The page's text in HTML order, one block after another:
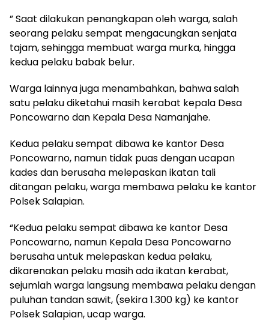
” Saat dilakukan penangkapan oleh warga, salah
seorang pelaku sempat mengacungkan senjata
tajam, sehingga membuat warga murka, hingga
kedua pelaku babak belur.
Warga lainnya juga menambahkan, bahwa salah
satu pelaku diketahui masih kerabat kepala Desa
Poncowarno dan Kepala Desa Namanjahe.
Kedua pelaku sempat dibawa ke kantor Desa
Poncowarno, namun tidak puas dengan ucapan
kades dan berusaha melepaskan ikatan tali
ditangan pelaku, warga membawa pelaku ke kantor
Polsek Salapian.
“Kedua pelaku sempat dibawa ke kantor Desa
Poncowarno, namun Kepala Desa Poncowarno
berusaha untuk melepaskan kedua pelaku,
dikarenakan pelaku masih ada ikatan kerabat,
sejumlah warga langsung membawa pelaku dengan
puluhan tandan sawit, (sekira 1.300 kg) ke kantor
Polsek Salapian, ucap warga.